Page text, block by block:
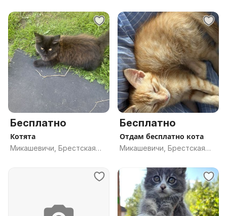
Бесплатно
Котята
Микашевичи, Брестская
Бесплатно
Отдам бесплатно кота
Микашевичи, Брестская